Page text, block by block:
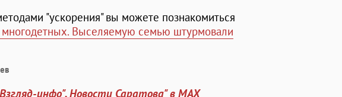
"ускорения" вы можете познакомиться
Выселяемую семью штурмовали
инфо". Новости Саратова" в MAX